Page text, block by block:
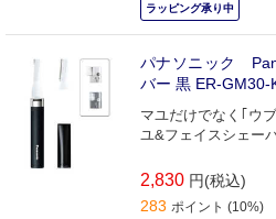
ラッピング承り中
パナソニック
バー 黒 ER-GM30-
マユだけでなく｢ウ
ユ&フェイスシェー
2,830 円(税込)
283 ポイント (10%)